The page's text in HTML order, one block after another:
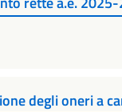
degli oneri a